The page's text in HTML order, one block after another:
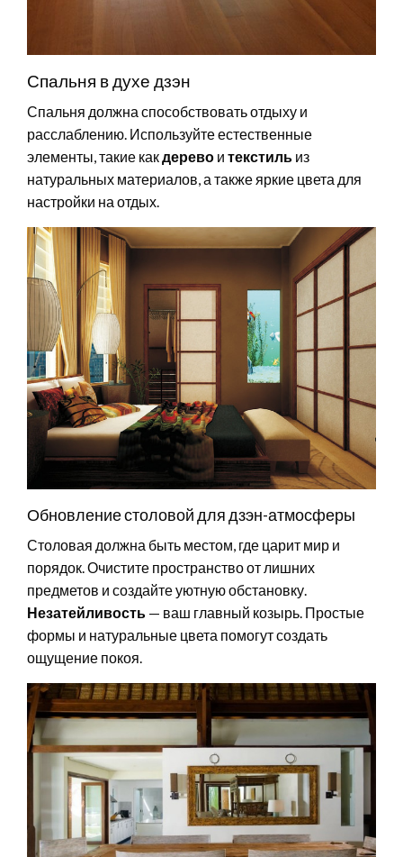
Спальня в духе дзэн
Спальня должна способствовать отдыху и
расслаблению. Используйте естественные
элементы, такие как дерево и текстиль из
натуральных материалов, а также яркие цвета для
настройки на отдых.
Обновление столовой для дзэн-атмосферы
Столовая должна быть местом, где царит мир и
порядок. Очистите пространство от лишних
предметов и создайте уютную обстановку.
Незатейливость — ваш главный козырь. Простые
формы и натуральные цвета помогут создать
ощущение покоя.